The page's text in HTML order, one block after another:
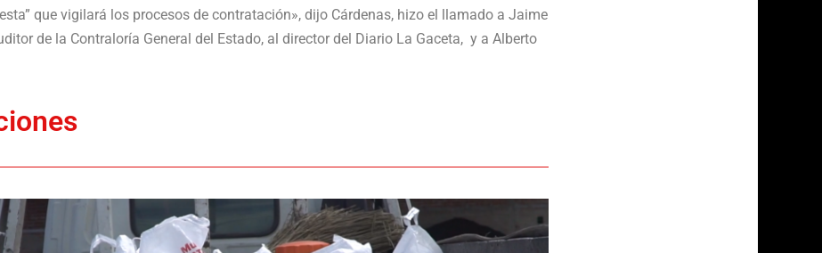
que vigilará los procesos de contratación», dijo Cárdenas, hizo el llamado a Jaime
de la Contraloría General del Estado, al director del Diario La Gaceta, y a Alberto